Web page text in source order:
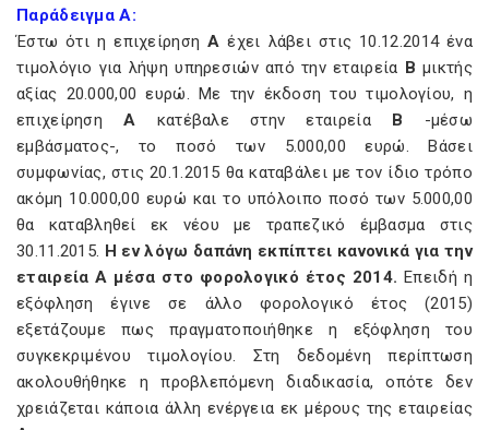
Παράδειγμα Α:
Έστω ότι η επιχείρησηΑ έχει λάβει στις 10.12.2014 ένα
τιμολόγιο για λήψη υπηρεσιών από την εταιρεία Β μικτής
αξίας 20.000,00 ευρώ. Με την έκδοση του τιμολογίου, η
επιχείρησηΑ κατέβαλε στην εταιρεία Β -μέσω
εμβάσματος-, το ποσό των 5.000,00 ευρώ. Βάσει
συμφωνίας, στις 20.1.2015 θα καταβάλει με τον ίδιο τρόπο
ακόμη 10.000,00 ευρώ και το υπόλοιπο ποσό των 5.000,00
θα καταβληθεί εκ νέου με τραπεζικό έμβασμα στις
30.11.2015. Η εν λόγω δαπάνη εκπίπτει κανονικά για την
εταιρεία Α μέσα στο φορολογικό έτος 2014. Επειδή η
εξόφληση έγινε σε άλλο φορολογικό έτος (2015)
εξετάζουμε πως πραγματοποιήθηκε η εξόφληση του
συγκεκριμένου τιμολογίου. Στη δεδομένη περίπτωση
ακολουθήθηκε η προβλεπόμενη διαδικασία, οπότε δεν
χρειάζεται κάποια άλλη ενέργεια εκ μέρους της εταιρείας